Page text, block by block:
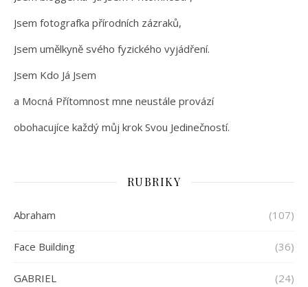
Jsem fotografka přírodních zázraků,
Jsem umělkyně svého fyzického vyjádření.
Jsem Kdo Já Jsem
a Mocná Přítomnost mne neustále provází
obohacujíce každý můj krok Svou Jedinečností.
RUBRIKY
Abraham (107)
Face Building (36)
GABRIEL (24)